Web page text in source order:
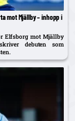
mot Mjällby – inhopp i
Elfsborg mot Mjällby
debuten som